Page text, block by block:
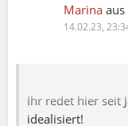
Marina aus
14.02.23,
Langzeit
Langweile und
Ihr redet hier seit
idealisiert!